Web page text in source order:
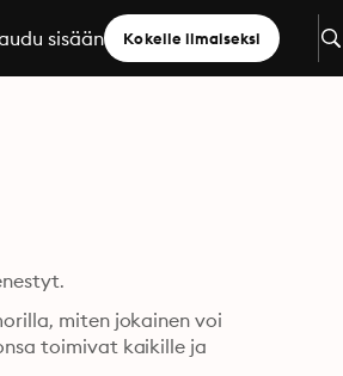
sisään Kokeile ilmaiseksi
miten jokainen voi
toimivat kaikille ja